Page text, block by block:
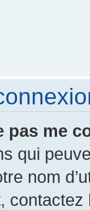
pas me
qui
nom